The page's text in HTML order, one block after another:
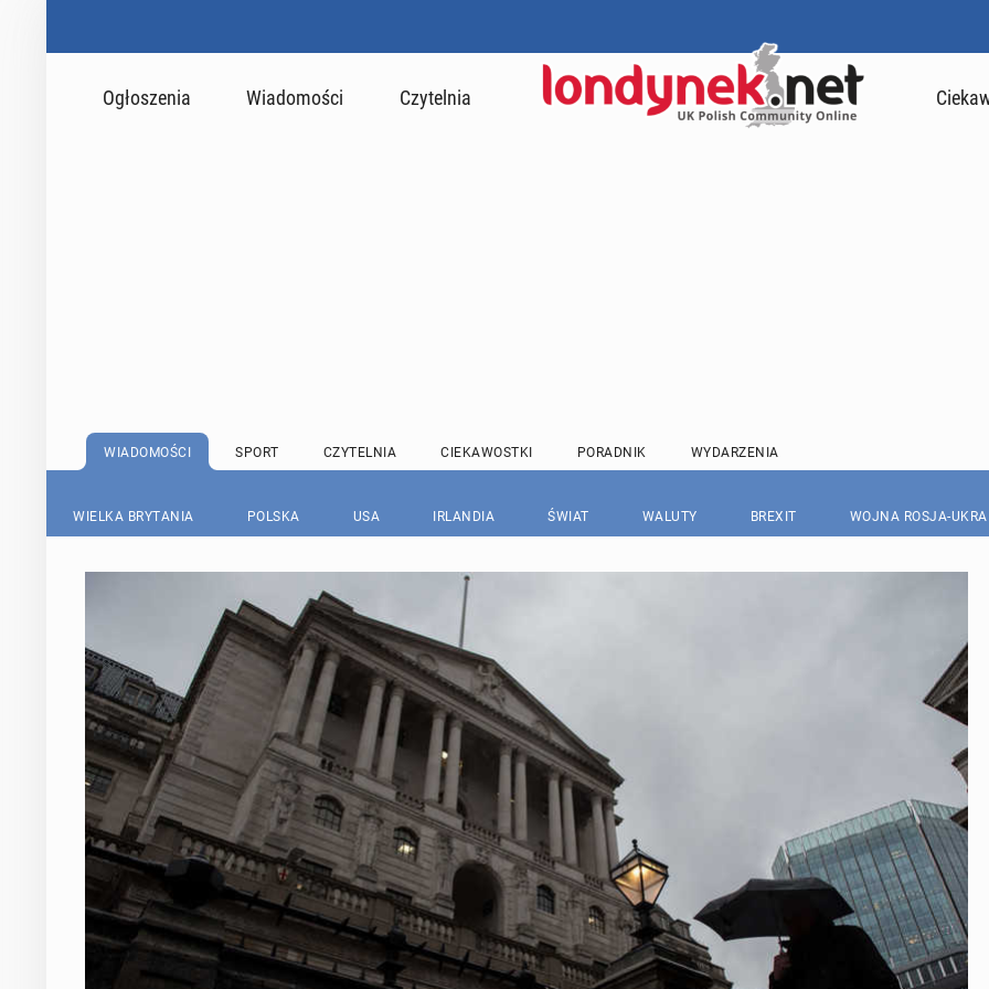
Ogłoszenia Wiadomości Czytelnia
WIADOMOŚCI SPORT CZYTELNIA CIEKAWOSTKI PORADNIK WYDARZENIA
WIELKA BRYTANIA POLSKA USA IRLANDIA ŚWIAT WALUTY BREXIT WOJNA ROSJA-